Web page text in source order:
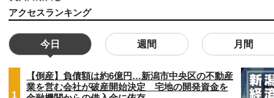
アクセスランキング
今日 週間 月間
1
【倒産】負債額は約6億円…新潟市中央区の不動産
業を営む会社が破産開始決定 宅地の開発資金を